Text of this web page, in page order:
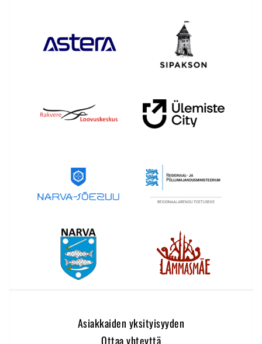
Asiakkaiden yksityisyyden
Ottaa yhteyttä